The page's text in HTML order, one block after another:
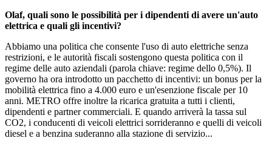
Olaf, quali sono le possibilità per i dipendenti di avere un'auto
elettrica e quali gli incentivi?
Abbiamo una politica che consente l'uso di auto elettriche senza
restrizioni, e le autorità fiscali sostengono questa politica con il
regime delle auto aziendali (parola chiave: regime dello 0,5%). Il
governo ha ora introdotto un pacchetto di incentivi: un bonus per la
mobilità elettrica fino a 4.000 euro e un'esenzione fiscale per 10
anni. METRO offre inoltre la ricarica gratuita a tutti i clienti,
dipendenti e partner commerciali. E quando arriverà la tassa sul
CO2, i conducenti di veicoli elettrici sorrideranno e quelli di veicoli
diesel e a benzina suderanno alla stazione di servizio...